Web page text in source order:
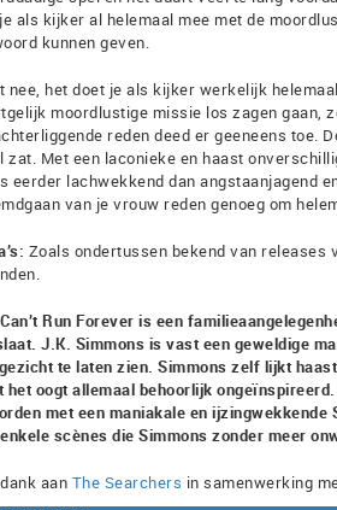
als kijker al helemaal mee met de
kunnen geven.
nee, het doet je als kijker werkelijk
moordlustige missie los zagen gaan,
reden deed er geeneens toe.
zat. Met een laconieke en haast
eerder lachwekkend dan angstaanjagend
van je vrouw reden genoeg om
Zoals ondertussen bekend van releases
Run Forever is een
J.K. Simmons is vast een geweldige
te laten zien. Simmons zelf lijkt
het oogt allemaal behoorlijk
met een maniakale en
scènes die Simmons zonder meer
aan The Searchers in samenwerking